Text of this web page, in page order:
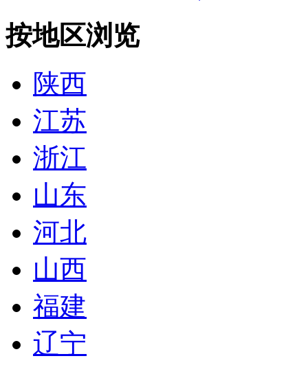
按地区浏览
陕西
江苏
浙江
山东
河北
山西
福建
辽宁